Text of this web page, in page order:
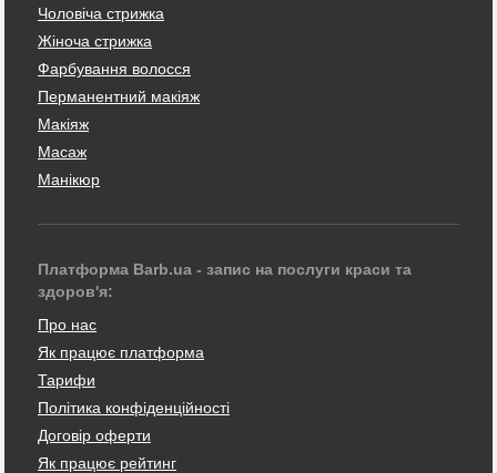
Чоловіча стрижка
Жіноча стрижка
Фарбування волосся
Перманентний макіяж
Макіяж
Масаж
Манікюр
Платформа Barb.ua - запис на послуги краси та
здоров'я:
Про нас
Як працює платформа
Тарифи
Політика конфіденційності
Договір оферти
Як працює рейтинг